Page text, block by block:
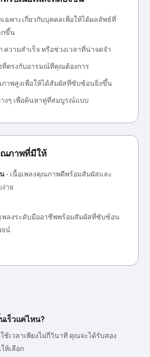
เฉพาะเกี่ยวกับบุคคลเพื่อให้ได้ผลลัพธ์ที่
กขึ้น
ความสำเร็จ หรือช่วงเวลาที่น่าจดจำ
ที่ตรงกับอารมณ์ที่คุณต้องการ
าพสูงเพื่อให้ได้สัมผัสที่ซับซ้อนยิ่งขึ้น
งๆ เพื่อค้นหาคู่ที่สมบูรณ์แบบ
ณภาพที่มีให้
- เนื้อเพลงคุณภาพดีพร้อมสัมผัสและ
าย
พลงระดับมืออาชีพพร้อมสัมผัสที่ซับซ้อน
จน์
เร็วแค่ไหน?
ใช้เวลาเพียงไม่กี่วินาที คุณจะได้รับสอง
ห้เลือก